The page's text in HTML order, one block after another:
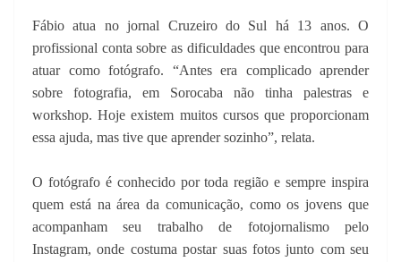
Fábio atua no jornal Cruzeiro do Sul há 13 anos. O
profissional conta sobre as dificuldades que encontrou para
atuar como fotógrafo. “Antes era complicado aprender
sobre fotografia, em Sorocaba não tinha palestras e
workshop. Hoje existem muitos cursos que proporcionam
essa ajuda, mas tive que aprender sozinho”, relata.
O fotógrafo é conhecido por toda região e sempre inspira
quem está na área da comunicação, como os jovens que
acompanham seu trabalho de fotojornalismo pelo
Instagram, onde costuma postar suas fotos junto com seu